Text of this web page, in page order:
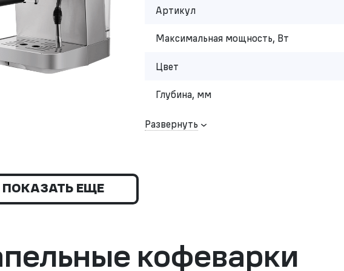
Артикул
Максимальная мощность, Вт
Цвет
Глубина, мм
Развернуть
ПОКАЗАТЬ ЕЩЕ
кофеварки